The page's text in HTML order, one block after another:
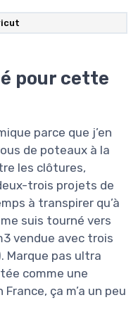
pour cette
parce que j’en
de poteaux à la
les clôtures,
trois projets de
à transpirer qu’à
suis tourné vers
vendue avec trois
Marque pas ultra
comme une
ça m’a un peu